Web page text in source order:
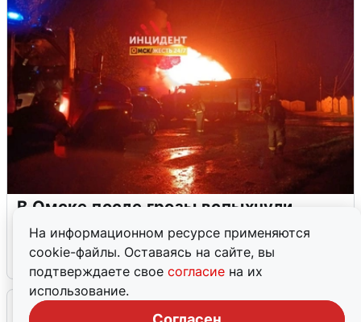
На информационном ресурсе применяются
cookie-файлы. Оставаясь на сайте, вы
подтверждаете свое согласие на их
использование.
В Омске после грозы вспыхнули
дома: видео последствий
2 августа 0
Очевидцы сообщили о черном дыме в